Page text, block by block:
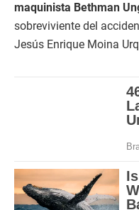
maquinista Bethman
sobreviviente del
Jesús Enrique Moina